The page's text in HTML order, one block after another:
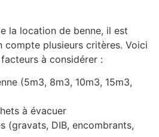
la location de benne, il est
plusieurs critères. Voici
à considérer :
(5m3, 8m3, 10m3, 15m3,
à évacuer
(gravats, DIB, encombrants,